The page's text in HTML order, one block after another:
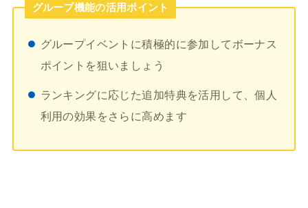
グループ機能の活用ポイント
グループイベントに積極的に参加してボーナス
ポイントを狙いましょう
ランキングに応じた追加特典を活用して、個人
利用の効果をさらに高めます